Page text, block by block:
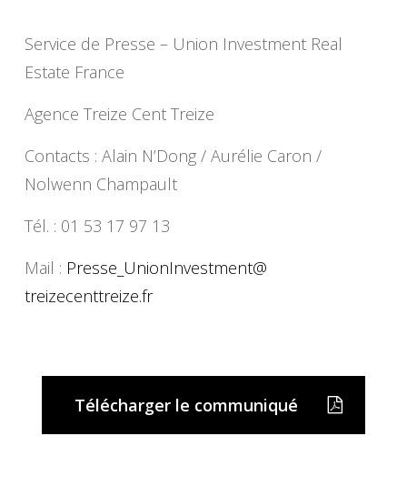
Service de Presse – Union Investment Real
Estate France
Agence Treize Cent Treize
Contacts : Alain N’Dong / Aurélie Caron /
Nolwenn Champault
Tél. : 01 53 17 97 13
Mail : Presse_UnionInvestment@
treizecenttreize.fr
Télécharger le communiqué